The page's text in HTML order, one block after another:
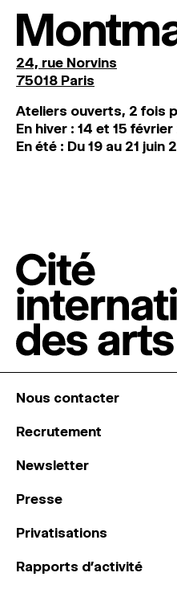
24, rue Norvins
75018 Paris
Ateliers ouverts, 2 fois
En hiver : 14 et 15
En été : Du 19 au 21 juin
Nous contacter
Recrutement
Newsletter
Presse
Privatisations
Rapports d’activité